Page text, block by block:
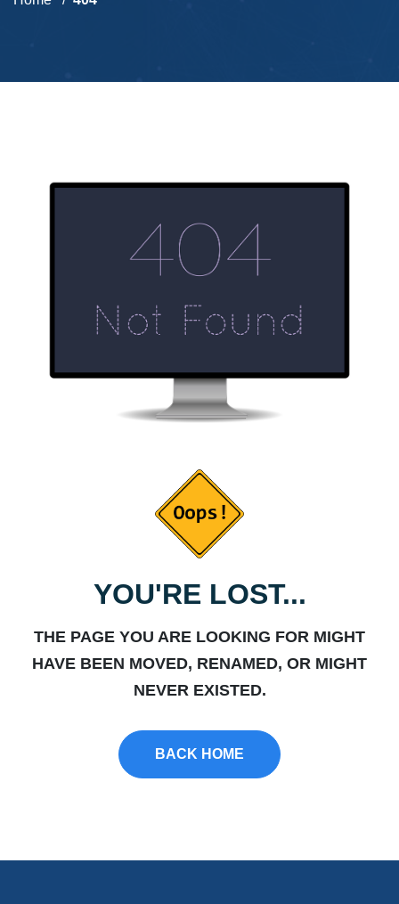
YOU'RE LOST...
THE PAGE YOU ARE LOOKING FOR MIGHT
HAVE BEEN MOVED, RENAMED, OR MIGHT
NEVER EXISTED.
BACK HOME